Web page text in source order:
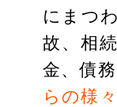
にまつ
故、相
金、債
らの様